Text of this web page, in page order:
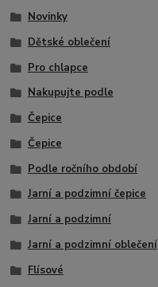
Novinky
Dětské oblečení
Pro chlapce
Nakupujte podle
Čepice
Čepice
Podle ročního období
Jarní a podzimní čepice
Jarní a podzimní
Jarní a podzimní oblečení
Flísové